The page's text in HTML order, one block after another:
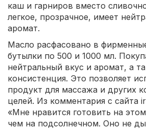
каш и гарниров вместо
легкое, прозрачное, имеет
аромат.
Масло расфасовано в
бутылки по 500 и 1000 мл.
нейтральный вкус и аромат, а
консистенция. Это позволяет
продукт для массажа и других
целей. Из комментария с сайта
«Мне нравится готовить на
чем на подсолнечном. Оно не